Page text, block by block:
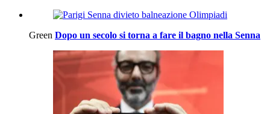
Green Dopo un secolo si torna a fare il bagno nella Senna